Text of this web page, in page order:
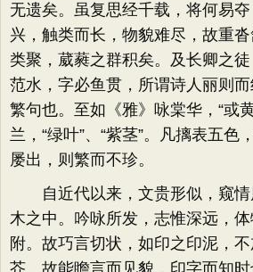
无遗矣。虽复思经千载，将何易
兴，触类而长，物貌难尽，故重沓
类聚，葳蕤之群积矣。及长卿之
范水，字必鱼贯，所谓诗人丽则
繁句也。至如《雅》咏棠华，“或
兰，“绿叶”、“紫茎”。凡摛表五色
屡出，则繁而不珍。
自近代以来，文贵形似，窥情
木之中。吟咏所发，志惟深远，
附。故巧言切状，如印之印泥，
芥。故能瞻言而见貌，印字而知时